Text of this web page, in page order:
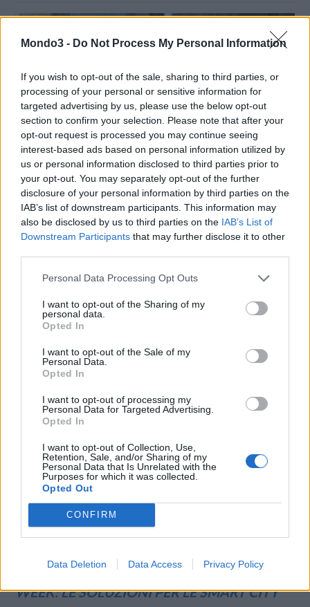
Mondo3 - Do Not Process My Personal Information
If you wish to opt-out of the sale, sharing to third parties, or
processing of your personal or sensitive information for
targeted advertising by us, please use the below opt-out
section to confirm your selection. Please note that after your
opt-out request is processed you may continue seeing
interest-based ads based on personal information utilized by
us or personal information disclosed to third parties prior to
your opt-out. You may separately opt-out of the further
disclosure of your personal information by third parties on the
IAB’s list of downstream participants. This information may
also be disclosed by us to third parties on the IAB’s List of
Downstream Participants that may further disclose it to other
Personal Data Processing Opt Outs
I want to opt-out of the Sharing of my
personal data.
Opted In
I want to opt-out of the Sale of my
Personal Data.
Opted In
I want to opt-out of processing my
Personal Data for Targeted Advertising.
Opted In
I want to opt-out of Collection, Use,
Retention, Sale, and/or Sharing of my
Personal Data that Is Unrelated with the
Purposes for which it was collected.
Opted Out
CONFIRM
Data Deletion Data Access Privacy Policy
VIEW POST
VIEW POST
WIND TRE: INVESTIMENTI PER 6 MILIARDI
IN 5 ANNI. INTANTO LA SUPER RETE 4.5G AI
La diretta di Road to 5G ha fatto vivere live le dichiarazioni dei
Amministratore Delegato di Wind Tre, che annuncia che la sua
azienda “sta realizzando importanti investimenti per 6 miliardi in
WEEK: LE SOLUZIONI PER LE SMART CITY